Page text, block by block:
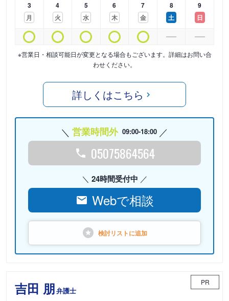
3
月
4
火
5
水
6
木
7
金
8
土
9
日
※営業日・相談可能日が変更となる場合もございます。詳細はお問い合
わせください。
詳しくはこちら
営業時間外 09:00-18:00
05075864564
24時間受付中
Webで相談
検討リストに追加
吉田 朋弁護士
PR